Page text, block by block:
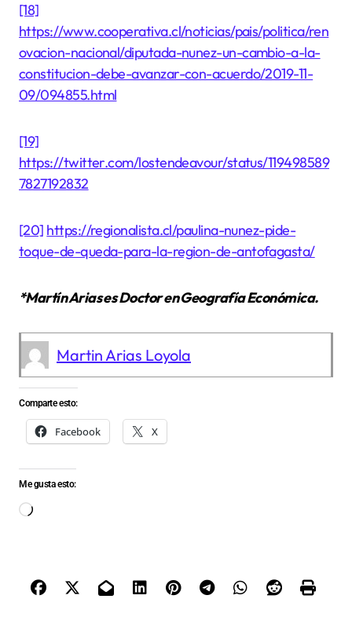
[18]
https://www.cooperativa.cl/noticias/pais/politica/ren
ovacion-nacional/diputada-nunez-un-cambio-a-la-
constitucion-debe-avanzar-con-acuerdo/2019-11-
09/094855.html
[19]
https://twitter.com/lostendeavour/status/119498589
7827192832
[20] https://regionalista.cl/paulina-nunez-pide-
toque-de-queda-para-la-region-de-antofagasta/
*Martín Arias es Doctor en Geografía Económica.
Martin Arias Loyola
Comparte esto:
Facebook X
Me gusta esto:
Cargando...